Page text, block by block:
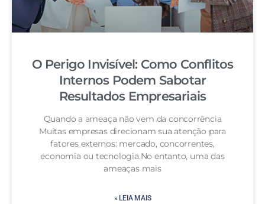
O Perigo Invisível: Como Conflitos
Internos Podem Sabotar
Resultados Empresariais
Quando a ameaça não vem da concorrência
Muitas empresas direcionam sua atenção para
fatores externos: mercado, concorrentes,
economia ou tecnologia.No entanto, uma das
ameaças mais
» LEIA MAIS